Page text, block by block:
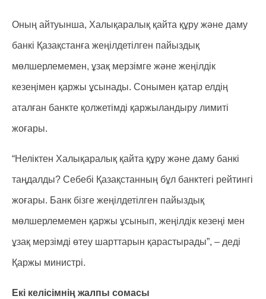
Оның айтуынша, Халықаралық қайта құру және даму
банкі Қазақстанға жеңілдетілген пайыздық
мөлшерлемемен, ұзақ мерзімге және жеңілдік
кезеңімен қаржы ұсынады. Сонымен қатар елдің
аталған банкте қолжетімді қаржыландыру лимиті
жоғары.
“Неліктен Халықаралық қайта құру және даму банкі
таңдалды? Себебі Қазақстанның бұл банктегі рейтингі
жоғары. Банк бізге жеңілдетілген пайыздық
мөлшерлемемен қаржы ұсынып, жеңілдік кезеңі мен
ұзақ мерзімді өтеу шарттарын қарастырады”, – деді
Қаржы министрі.
Екі келісімнің жалпы сомасы